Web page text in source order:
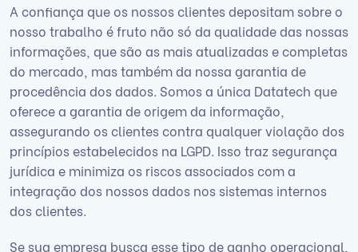
A confiança que os nossos clientes depositam sobre o
nosso trabalho é fruto não só da qualidade das nossas
informações, que são as mais atualizadas e completas
do mercado, mas também da nossa garantia de
procedência dos dados. Somos a única Datatech que
oferece a garantia de origem da informação,
assegurando os clientes contra qualquer violação dos
princípios estabelecidos na LGPD. Isso traz segurança
jurídica e minimiza os riscos associados com a
integração dos nossos dados nos sistemas internos
dos clientes.
Se sua empresa busca esse tipo de ganho operacional,